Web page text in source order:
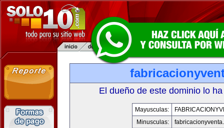
El dueño de este dominio lo
Mayusculas:
Minusculas: